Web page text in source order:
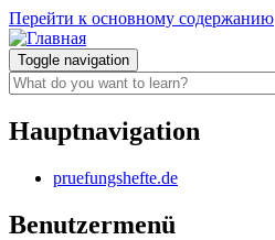
Перейти к основному содержанию
Toggle navigation
Hauptnavigation
pruefungshefte.de
Benutzermenü